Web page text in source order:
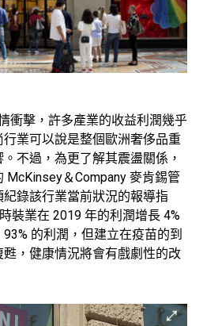
衝擊，許多產業的收益利潤幾乎
業可以說是整個歐洲奢侈品重
不過，為更了解其震盪關係，
McKinsey＆Company 麥肯錫管
錄該行業當前狀況的報導指
裝業在 2019 年的利潤增長 4%
的利潤，但建立在疫苗的到
，健康情況將會有戲劇性的改